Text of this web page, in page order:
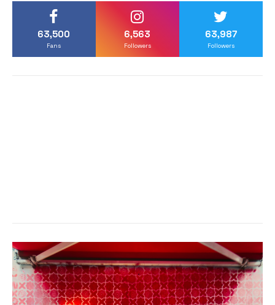
63,500
Fans
6,563
Followers
63,987
Followers